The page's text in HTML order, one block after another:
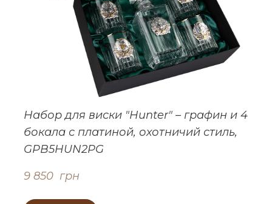
Набор для виски "Hunter" – графин и 4
бокала с платиной, охотничий стиль,
GPB5HUN2PG
9 850  грн